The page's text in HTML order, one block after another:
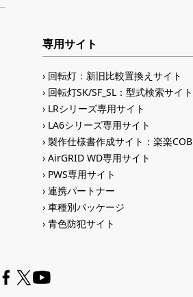
専用サイト
回転灯：新旧比較置換えサイト
回転灯SK/SF_SL：型式検索サイト
LRシリーズ専用サイト
LA6シリーズ専用サイト
製作仕様書作成サイト：楽楽COB
AirGRID WD専用サイト
PWS専用サイト
連携パートナー
車種別パッケージ
青色防犯サイト